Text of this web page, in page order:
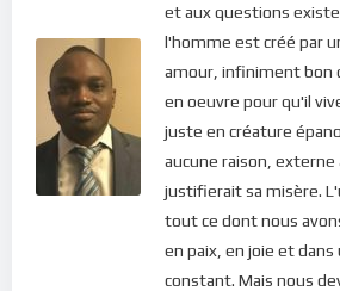
destination qu’on aimerait tant être
encore si loin et même parfois,
Tout vient à point à qui sait attendre“,
sert à rien de courir, nous dit le
devons apprendre à faire des arrêts
et reprendre des forces avant de
Autrement, notre voyage risque de ne
et ce sera donc la déception et les
chemin que nous avons pris n’est pas le
et aux questions
l'homme est créé par
amour, infiniment bon
en oeuvre pour qu'il
juste en créature
aucune raison,
justifierait sa misère.
tout ce dont nous
en paix, en joie et dans
constant. Mais nous